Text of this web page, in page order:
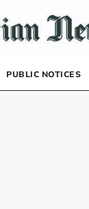
PUBLIC NOTICES